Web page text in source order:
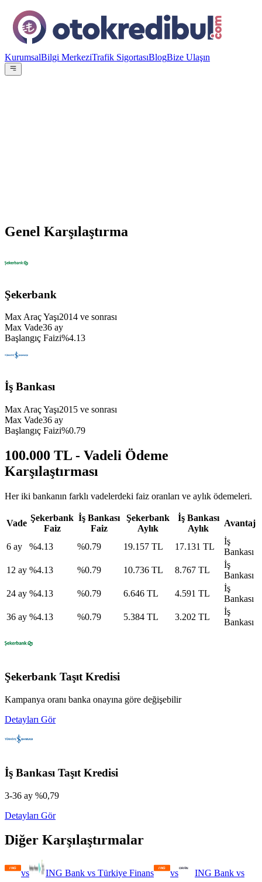
KurumsalBilgi MerkeziTrafik SigortasıBlogBize Ulaşın
Genel Karşılaştırma
Şekerbank
Max Araç Yaşı2014 ve sonrası
Max Vade36 ay
Başlangıç Faizi%4.13
İş Bankası
Max Araç Yaşı2015 ve sonrası
Max Vade36 ay
Başlangıç Faizi%0.79
100.000 TL - Vadeli Ödeme
Karşılaştırması
Her iki bankanın farklı vadelerdeki faiz oranları ve aylık ödemeleri.
Vade
Şekerbank
Faiz
İş Bankası
Faiz
Şekerbank
Aylık
İş Bankası
Aylık
Avantaj
6 ay %4.13 %0.79 19.157 TL 17.131 TL
İş
Bankası
12 ay %4.13 %0.79 10.736 TL 8.767 TL
İş
Bankası
24 ay %4.13 %0.79 6.646 TL 4.591 TL
İş
Bankası
36 ay %4.13 %0.79 5.384 TL 3.202 TL
İş
Bankası
Şekerbank Taşıt Kredisi
Kampanya oranı banka onayına göre değişebilir
Detayları Gör
İş Bankası Taşıt Kredisi
3-36 ay %0,79
Detayları Gör
Diğer Karşılaştırmalar
vs ING Bank vs Türkiye Finans vs ING Bank vs